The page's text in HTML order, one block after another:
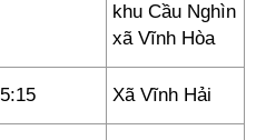
khu Cầu Nghìn
xã Vĩnh Hòa
5:15 Xã Vĩnh Hải